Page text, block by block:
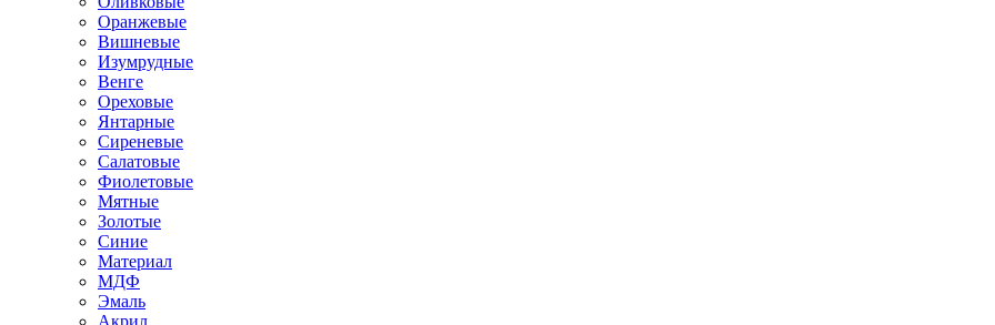
Оранжевые
Вишневые
Изумрудные
Венге
Ореховые
Янтарные
Сиреневые
Салатовые
Фиолетовые
Мятные
Золотые
Синие
Материал
МДФ
Эмаль
Акрил